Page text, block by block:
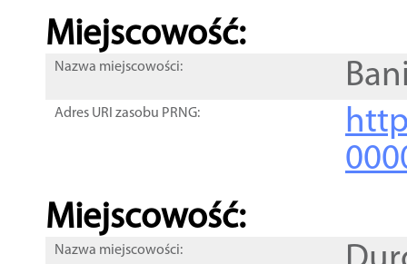
Miejscowość:
Nazwa miejscowości:
Adres URI zasobu PRNG:
Miejscowość:
Nazwa miejscowości: